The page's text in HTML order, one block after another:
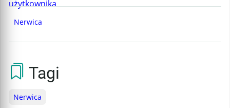
Nerwica
Tagi
Nerwica